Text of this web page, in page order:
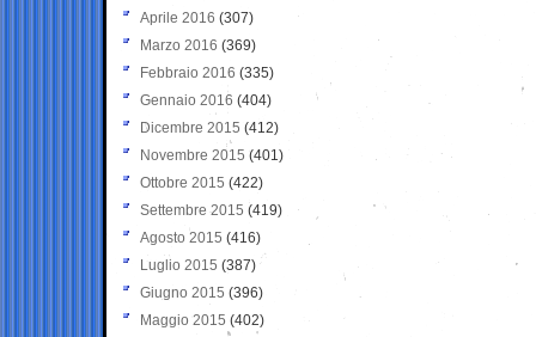
Aprile 2016 (307)
Marzo 2016 (369)
Febbraio 2016 (335)
Gennaio 2016 (404)
Dicembre 2015 (412)
Novembre 2015 (401)
Ottobre 2015 (422)
Settembre 2015 (419)
Agosto 2015 (416)
Luglio 2015 (387)
Giugno 2015 (396)
Maggio 2015 (402)